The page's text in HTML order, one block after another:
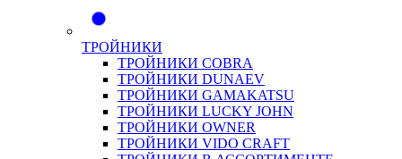
ТРОЙНИКИ
ТРОЙНИКИ COBRA
ТРОЙНИКИ DUNAEV
ТРОЙНИКИ GAMAKATSU
ТРОЙНИКИ LUCKY JOHN
ТРОЙНИКИ OWNER
ТРОЙНИКИ VIDO CRAFT